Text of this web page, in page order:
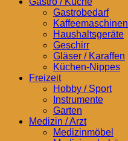
Gastrobedarf
Kaffeemaschinen
Haushaltsgeräte
Geschirr
Gläser / Karaffen
Küchen-Nippes
Freizeit
Hobby / Sport
Instrumente
Garten
Medizin / Arzt
Medizinmöbel